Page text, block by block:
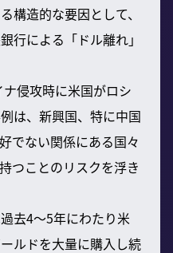
構造的な要因として、
行による「ドル離れ」
侵攻時に米国がロシ
は、新興国、特に中国
でない関係にある国々
つことのリスクを浮き
去4～5年にわたり米
ルドを大量に購入し続